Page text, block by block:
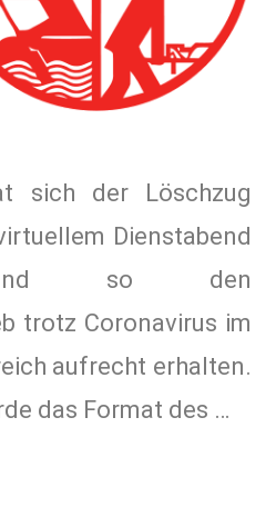
sich der Löschzug
Dienstabend
und so den
trotz Coronavirus im
aufrecht erhalten.
das Format des …